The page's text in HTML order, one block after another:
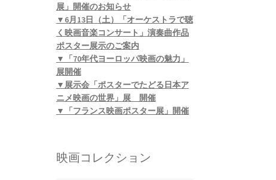
展」開催のお知らせ
▼6月13日（土）「オーケストラで聴
く映画音楽コンサート」演奏曲作品
ポスター展示のご案内
▼「70年代ヨーロッパ映画の魅力」
展開催
▼展示会「ポスターでたどる日本ア
ニメ映画の世界」展 開催
▼「フランス映画ポスター展」開催
映画コレクション